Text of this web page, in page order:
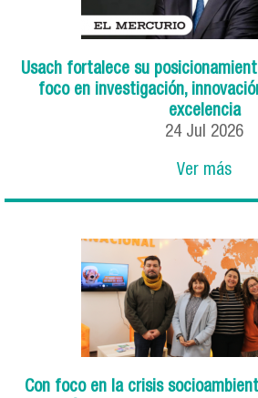
Usach fortalece su
foco en investigación,
excelencia
24 Jul 2026
Ver más
Con foco en la crisis